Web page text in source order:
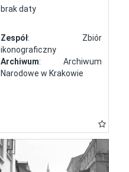
brak daty
Zespół: Zbiór
ikonograficzny
Archiwum: Archiwum
Narodowe w Krakowie